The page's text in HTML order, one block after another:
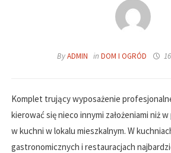
ByADMIN inDOM I OGRÓD
Komplet trujący wyposażenie
kierować się nieco innymi założeniami niż
w kuchni w lokalu mieszkalnym. W
gastronomicznych i restauracjach